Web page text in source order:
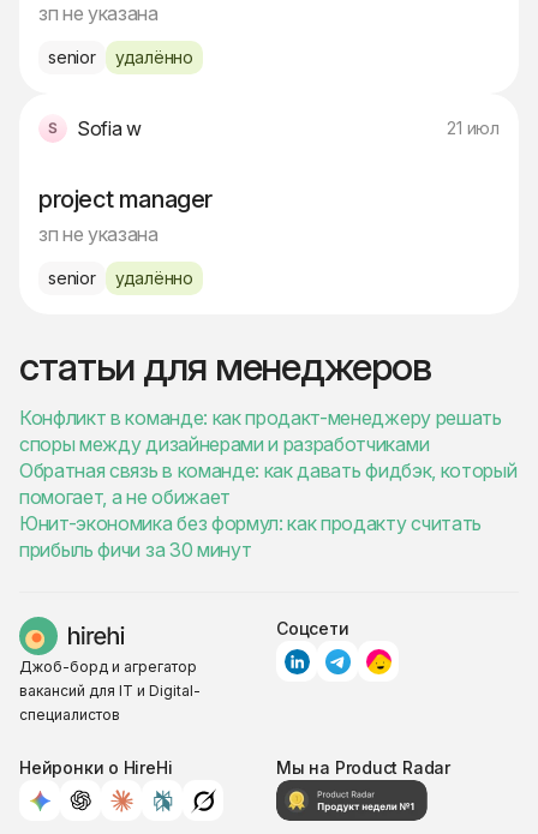
зп не указана
senior удалённо
Sofia w 21 июл
project manager
зп не указана
senior удалённо
статьи для менеджеров
Конфликт в команде: как продакт-менеджеру решать
споры между дизайнерами и разработчиками
Обратная связь в команде: как давать фидбэк, который
помогает, а не обижает
Юнит-экономика без формул: как продакту считать
прибыль фичи за 30 минут
Джоб-борд и агрегатор
вакансий для IT и Digital-
специалистов
Соцсети
Нейронки о HireHi Мы на Product Radar